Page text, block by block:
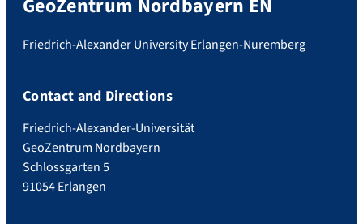
GeoZentrum Nordbayern EN
Friedrich-Alexander University Erlangen-Nuremberg
Contact and Directions
Friedrich-Alexander-Universität
GeoZentrum Nordbayern
Schlossgarten 5
91054 Erlangen